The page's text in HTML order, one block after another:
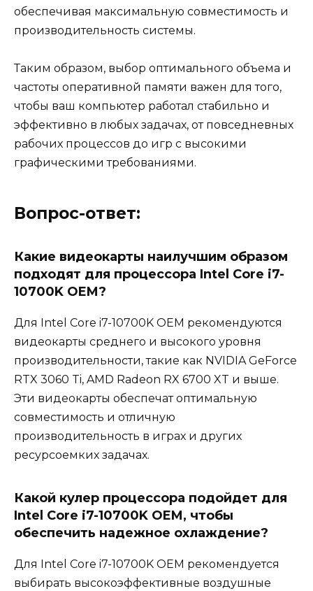
обеспечивая максимальную совместимость и
производительность системы.
Таким образом, выбор оптимального объема и
частоты оперативной памяти важен для того,
чтобы ваш компьютер работал стабильно и
эффективно в любых задачах, от повседневных
рабочих процессов до игр с высокими
графическими требованиями.
Вопрос-ответ:
Какие видеокарты наилучшим образом
подходят для процессора Intel Core i7-
10700K OEM?
Для Intel Core i7-10700K OEM рекомендуются
видеокарты среднего и высокого уровня
производительности, такие как NVIDIA GeForce
RTX 3060 Ti, AMD Radeon RX 6700 XT и выше.
Эти видеокарты обеспечат оптимальную
совместимость и отличную
производительность в играх и других
ресурсоемких задачах.
Какой кулер процессора подойдет для
Intel Core i7-10700K OEM, чтобы
обеспечить надежное охлаждение?
Для Intel Core i7-10700K OEM рекомендуется
выбирать высокоэффективные воздушные